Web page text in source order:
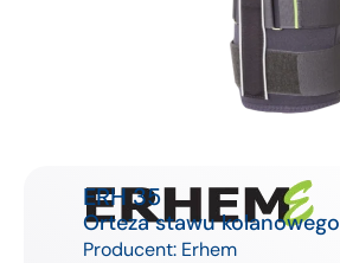
ERH 35
Orteza stawu kolanowego
Producent: Erhem